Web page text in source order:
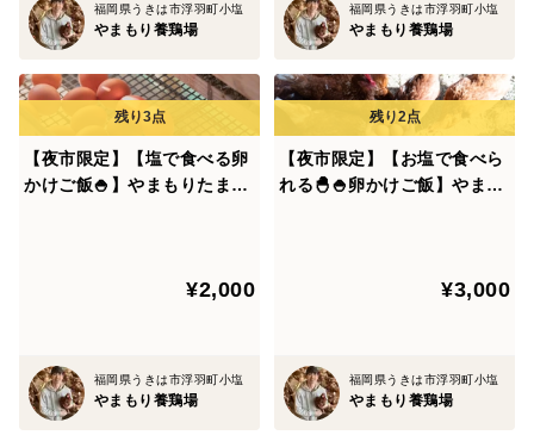
た鶏たちを最後にお肉として頂いておりますので、
あまり数の出荷できない 希少な鶏肉です。
そんな万人受け拒否の鶏肉をぜひご家庭で食べてみませ
んか？
も要りません。
福岡県うきは市浮羽町小塩
やまもり養鶏場
福岡県うきは市浮羽町小塩
やまもり養鶏場
【夜市限定】【塩で食べる卵
かけご飯🍚】やまもりたまご
¥2,000
福岡県うきは市浮羽町小塩
やまもり養鶏場
【夜市限定】【お塩で食べら
れる🐣🍚卵かけご飯】やまも
¥3,000
福岡県うきは市浮羽町小塩
やまもり養鶏場